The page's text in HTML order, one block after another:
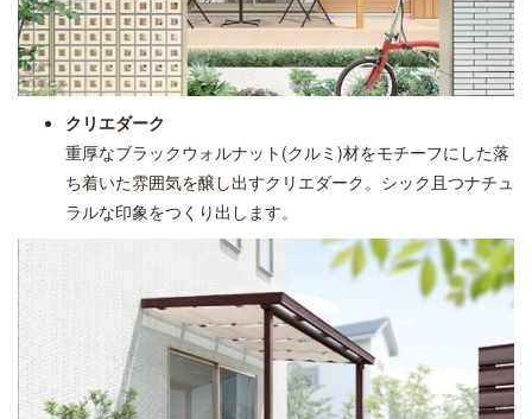
クリエダーク
重厚なブラックウォルナット(クルミ)材をモチーフにした落
ち着いた雰囲気を醸し出すクリエダーク。シック且つナチュ
ラルな印象をつくり出します。